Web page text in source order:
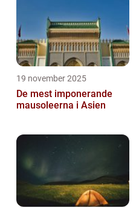
19 november 2025
De mest imponerande
mausoleerna i Asien